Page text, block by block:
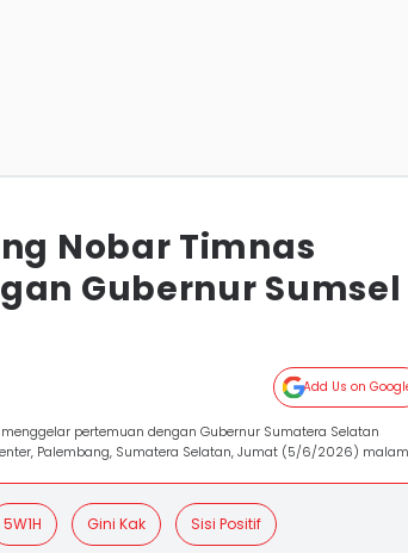
Nobar Timnas
Gubernur Sumsel
Add Us on
pertemuan dengan Gubernur Sumatera Selatan
Palembang, Sumatera Selatan, Jumat (5/6/2026) malam
5W1H Gini Kak Sisi Positif